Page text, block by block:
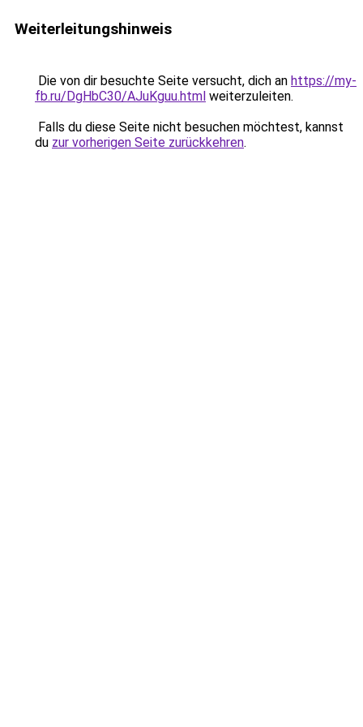
Weiterleitungshinweis
Die von dir besuchte Seite versucht, dich an https://my-
fb.ru/DgHbC30/AJuKguu.html weiterzuleiten.
Falls du diese Seite nicht besuchen möchtest, kannst
du zur vorherigen Seite zurückkehren.